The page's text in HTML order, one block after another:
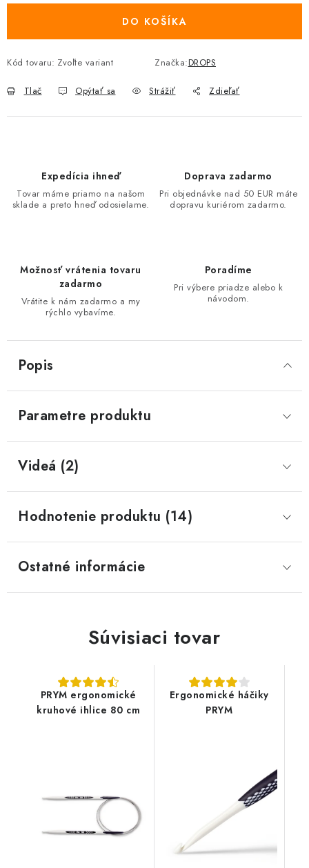
DO KOŠÍKA
Kód tovaru: Zvoľte variant Značka:DROPS
Tlač Opýtať sa Strážiť Zdieľať
Expedícia ihneď
Tovar máme priamo na našom
sklade a preto hneď odosielame.
Doprava zadarmo
Pri objednávke nad 50 EUR máte
dopravu kuriérom zadarmo.
Možnosť vrátenia tovaru
zadarmo
Vrátite k nám zadarmo a my
rýchlo vybavíme.
Poradíme
Pri výbere priadze alebo k
návodom.
Popis
Parametre produktu
Videá (2)
Hodnotenie produktu (14)
Ostatné informácie
Súvisiaci tovar
PRYM ergonomické
kruhové ihlice 80 cm
Ergonomické háčiky
PRYM